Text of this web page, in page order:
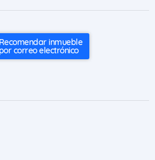
Recomendar inmueble
por correo electrónico